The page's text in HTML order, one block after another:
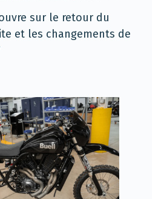
sur le retour du
et les changements de